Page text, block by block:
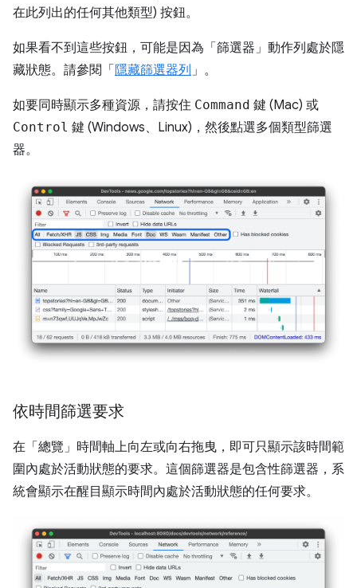
在此列出的任何其他類型) 按鈕。
如果看不到這些按鈕，可能是因為「篩選器」 動作列處於隱
藏狀態。請參閱「 隱藏篩選器列 」。
如要同時顯示多種資源，請按住 Command 鍵 (Mac) 或
Control 鍵 (Windows、Linux)，然後點選多個類型篩選
器。
依時間篩選要求
在「總覽」 時間軸上向左或向右拖曳，即可只顯示該時間範
圍內處於活動狀態的要求。這個篩選器是包含性篩選器，系
統會顯示在醒目顯示時間內處於活動狀態的任何要求。